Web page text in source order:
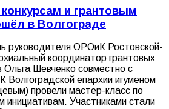
и грантовым
в Волгограде
руководителя ОРОиК Ростовской-
координатор грантовых
Ольга Шевченко совместно с
епархии игуменом
провели мастер-класс по
инициативам. Участниками стали